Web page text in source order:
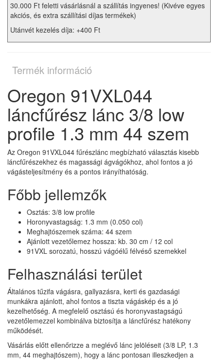
30.000 Ft feletti vásárlásnál a szállítás ingyenes! (Kivéve egyes
akciós, és extra szállítási díjas termékek)
Utánvét kezelés díja: +400 Ft
Termék információ
Oregon 91VXL044
láncfűrész lánc 3/8 low
profile 1.3 mm 44 szem
Az Oregon 91VXL044 fűrészlánc megbízható választás kisebb
láncfűrészekhez és magassági ágvágókhoz, ahol fontos a jó
vágásteljesítmény és a pontos irányíthatóság.
Főbb jellemzők
Osztás: 3/8 low profile
Horonyvastagság: 1.3 mm (0.050 col)
Meghajtószemek száma: 44 szem
Ajánlott vezetőlemez hossza: kb. 30 cm / 12 col
91VXL sorozatú, hosszú vágóélű félvéső szemekkel
Felhasználási terület
Általános tűzifa vágásra, gallyazásra, kerti és gazdasági
munkákra ajánlott, ahol fontos a tiszta vágáskép és a jó
kezelhetőség. A megfelelő osztású és horonyvastagságú
vezetőlemezzel kombinálva biztosítja a láncfűrész hatékony
működését.
Vásárlás előtt ellenőrizze a meglévő lánc jelöléseit (3/8 LP, 1.3
mm, 44 meghajtószem), hogy a lánc pontosan illeszkedjen a